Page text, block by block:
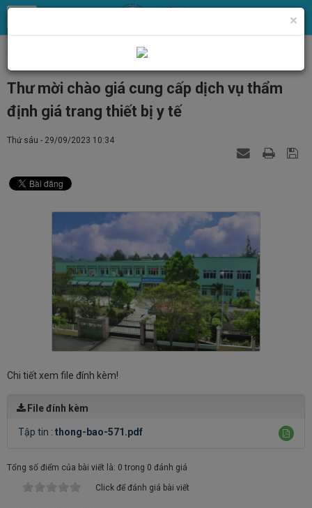
Tin tức, thông báo chung
Thư mời chào giá cung cấp dịch vụ thẩm
định giá trang thiết bị y tế
Thứ sáu - 29/09/2023 10:34
Chi tiết xem file đính kèm!
File đính kèm
Tập tin : thong-bao-571.pdf
Tổng số điểm của bài viết là: 0 trong 0 đánh giá
Click để đánh giá bài viết
×